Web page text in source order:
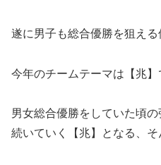
遂に男子も総合優勝を狙える
今年のチームテーマは【兆】
男女総合優勝をしていた頃
続いていく【兆】となる、そ